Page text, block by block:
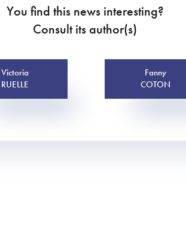
You find this news interesting?
Consult its author(s)
Victoria
RUELLE
Fanny
COTON